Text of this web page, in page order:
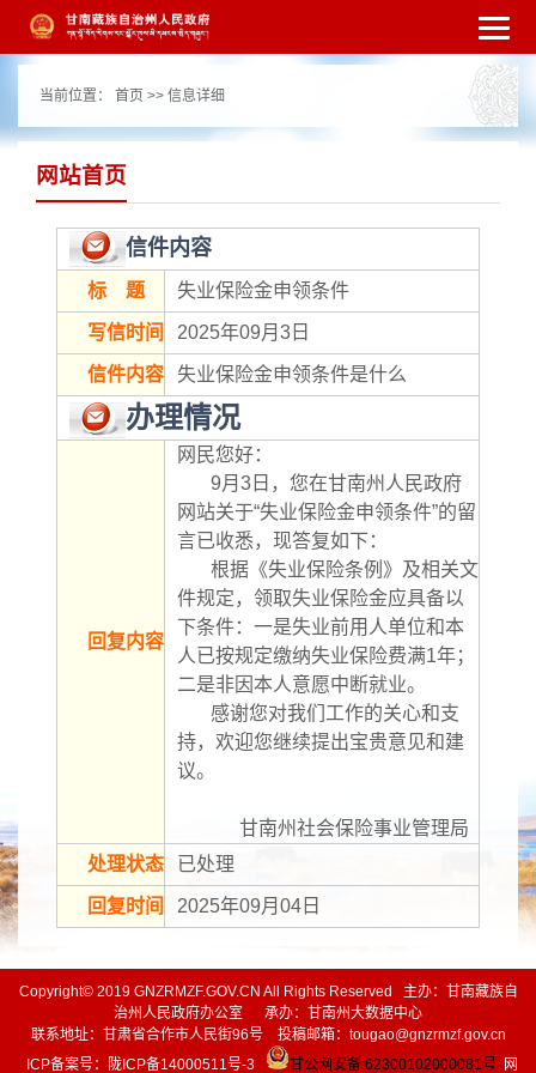
网站无障
碍 打开适老化模式 登录
当前位置： 首页 >> 信息详细
网站首页
信件内容
标 题 失业保险金申领条件
写信时间 2025年09月3日
信件内容 失业保险金申领条件是什么
办理情况
回复内容
网民您好：
网站关于“失业保险金申领条件”的留
言已收悉，现答复如下：
件规定，领取失业保险金应具备以
下条件：一是失业前用人单位和本
人已按规定缴纳失业保险费满1年；
二是非因本人意愿中断就业。
持，欢迎您继续提出宝贵意见和建
议。
             甘南州社会保险事业管理局
处理状态
已处理
回复时间 2025年09月04日
Copyright© 2019 GNZRMZF.GOV.CN All Rights Reserved 主办：甘南藏族自
治州人民政府办公室 承办：甘南州大数据中心
联系地址：甘肃省合作市人民街96号 投稿邮箱：tougao@gnzrmzf.gov.cn
ICP备案号：
陇ICP备14000511号-3 甘公网安备:62300102000081号网